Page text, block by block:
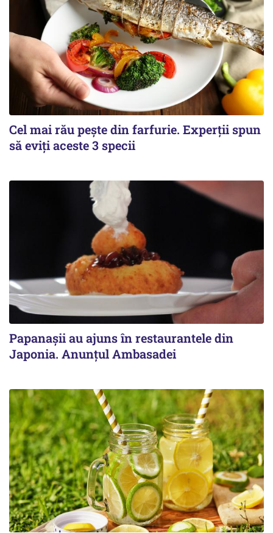
Cel mai rău pește din farfurie. Experții spun
să eviți aceste 3 specii
Papanașii au ajuns în restaurantele din
Japonia. Anunțul Ambasadei